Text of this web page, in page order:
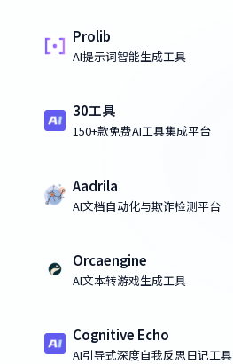
Prolib
AI提示词智能生成工具
30工具
150+款免费AI工具集成平台
Aadrila
AI文档自动化与欺诈检测平台
Orcaengine
AI文本转游戏生成工具
Cognitive Echo
AI引导式深度自我反思日记工具